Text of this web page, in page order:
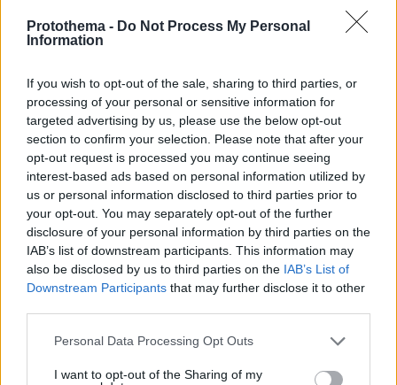
Protothema - Do Not Process My Personal
Information
If you wish to opt-out of the sale, sharing to third parties, or
processing of your personal or sensitive information for
targeted advertising by us, please use the below opt-out
section to confirm your selection. Please note that after your
opt-out request is processed you may continue seeing
interest-based ads based on personal information utilized by
us or personal information disclosed to third parties prior to
your opt-out. You may separately opt-out of the further
disclosure of your personal information by third parties on the
IAB’s list of downstream participants. This information may
also be disclosed by us to third parties on the IAB’s List of
Downstream Participants that may further disclose it to other
Please note that this website/app uses one or more Google
not limited to your visit or usage behaviour. You may click to
Personal Data Processing Opt Outs
I want to opt-out of the Sharing of my